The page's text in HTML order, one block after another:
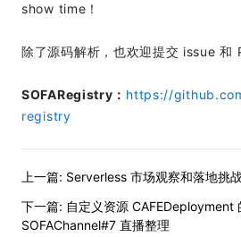
show time！
除了源码解析，也欢迎提交 issue 和
SOFARegistry： https://
registry
上一篇: Serverless 市场观察和落地挑
下一篇: 自定义资源 CAFEDeployment
SOFAChannel#7 直播整理